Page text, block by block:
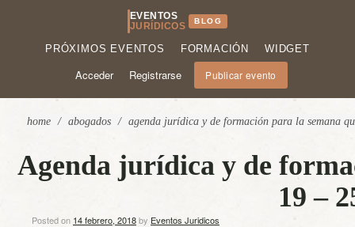
EVENTOS
JURÍDICOS
BLOG
PRÓXIMOS EVENTOS FORMACIÓN WIDGET
Acceder Registrarse Publicar evento
home / abogados / agenda jurídica y de formación para la semana
Agenda jurídica y de
19 –
Posted on 14 febrero, 2018by Eventos Juridicos